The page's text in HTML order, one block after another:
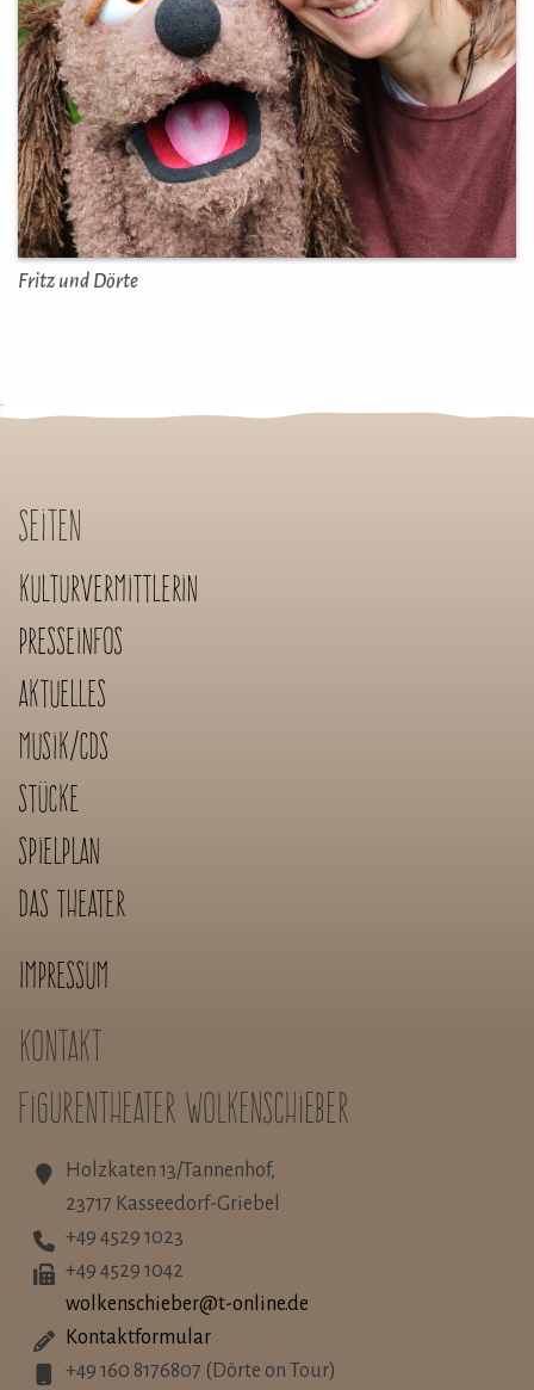
Fritz und Dörte
Seiten
Kulturvermittlerin
Presseinfos
Aktuelles
Musik/CDs
Stücke
Spielplan
Das Theater
Impressum
Kontakt
Figurentheater Wolkenschieber
Holzkaten 13/Tannenhof,
23717 Kasseedorf-Griebel
+49 4529 1023
+49 4529 1042
wolkenschieber@t-online.de
Kontaktformular
+49 160 8176807 (Dörte on Tour)